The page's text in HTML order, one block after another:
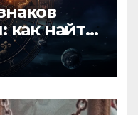
как найти
и